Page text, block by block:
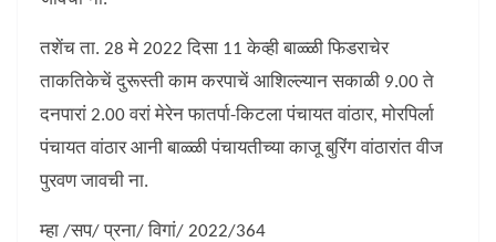
तशेंच ता. 28 मे 2022 दिसा 11 केव्ही बाळ्ळी फिडराचेर
ताकतिकेचें दुरूस्ती काम करपाचें आशिल्ल्यान सकाळी 9.00 ते
दनपारां 2.00 वरां मेरेन फातर्पा-किटला पंचायत वांठार, मोरपिर्ला
पंचायत वांठार आनी बाळ्ळी पंचायतीच्या काजू बुरिंग वांठारांत वीज
पुरवण जावची ना.
म्हा /सप/ प्रना/ विगां/ 2022/364